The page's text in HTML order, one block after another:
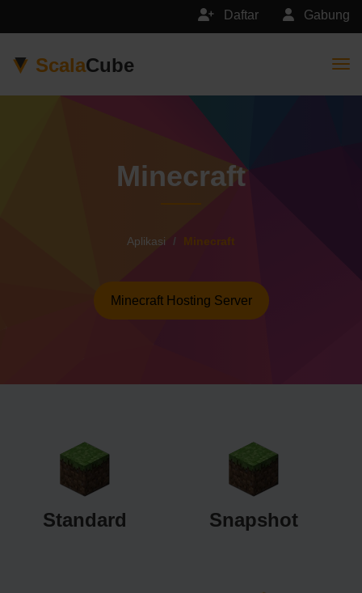
Gabung
Daftar
ScalaCube
Minecraft
Aplikasi Minecraft
Minecraft Hosting Server
Standard Snapshot